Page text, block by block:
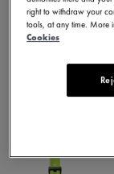
Entrega en 5 -
Disponible en 23
right to withdraw your
tools, at any time. More
Cookies